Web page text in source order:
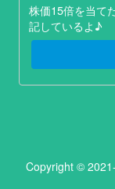
株価15倍を当て
記しているよ♪
Copyright ©